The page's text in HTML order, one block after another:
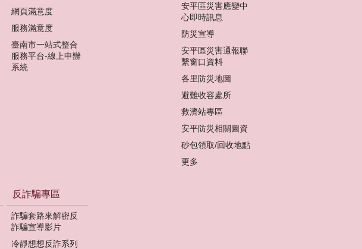
網頁滿意度
服務滿意度
臺南市一站式整合
服務平台-線上申辦
系統
安平區災害應變中
心即時訊息
防災宣導
安平區災害通報聯
繫窗口資料
各里防災地圖
避難收容處所
救濟站專區
安平防災相關圖資
砂包領取/回收地點
更多
反詐騙專區
詐騙套路來解密反
詐騙宣導影片
冷靜想想反詐系列